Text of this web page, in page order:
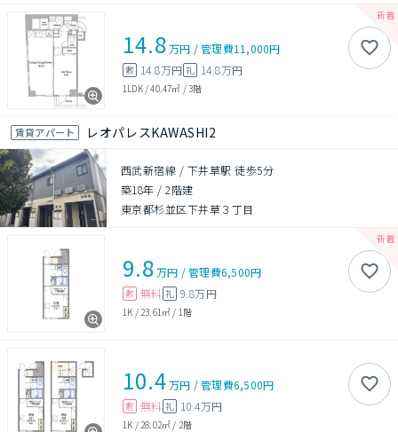
14.8万円 /管理費11,000円
敷 14.8万円 礼 14.8万円
1LDK/40.47㎡ /3階
賃貸アパート レオパレスKAWASHI2
西武新宿線 / 下井草駅 徒歩5分
築18年 /2階建
東京都杉並区下井草３丁目
9.8万円 /管理費6,500円
敷 無料 礼 9.8万円
1K / 23.61㎡ / 1階
10.4万円 /管理費6,500円
敷 無料 礼 10.4万円
1K / 28.02㎡ / 2階